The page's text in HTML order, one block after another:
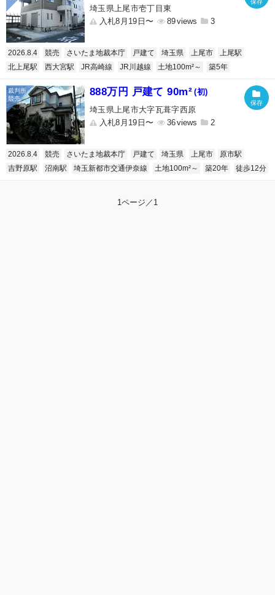
埼玉県上尾市壱丁目東
入札8月19日〜
89 3
2026.8.4 競売 さいたま地裁本庁 戸建て 埼玉県 上尾市
上尾駅
北上尾駅
西大宮駅 JR高崎線 JR川越線 土地100m²～ 築5年
888万円 戸建て 90m² (初)
埼玉県上尾市大字瓦葺字西原
入札8月19日〜
36 2
2026.8.4 競売 さいたま地裁本庁 戸建て 埼玉県 上尾市
原市駅
吉野原駅
沼南駅 埼玉新都市交通伊奈線 土地100m²～ 築20年 徒歩12分
1ページ／1